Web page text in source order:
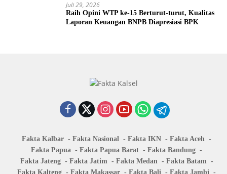
Juli 29, 2026
Raih Opini WTP ke-15 Berturut-turut, Kualitas
Laporan Keuangan BNPB Diapresiasi BPK
Fakta Kalbar Fakta Nasional Fakta IKN
Fakta Aceh
Fakta Papua
Fakta Papua Barat
Fakta Bandung
Fakta Jateng
Fakta Jatim Fakta Medan
Fakta Batam
Fakta Kalteng
Fakta Makassar Fakta Bali Fakta Jambi